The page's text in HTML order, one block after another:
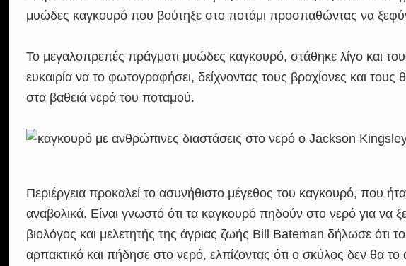
μυώδες καγκουρό που βούτηξε στο ποτάμι προσπαθώντας να
Το μεγαλοπρεπές πράγματι μυώδες καγκουρό, στάθηκε λίγο και
ευκαιρία να το φωτογραφήσει, δείχνοντας τους βραχίονες και τους
στα βαθειά νερά του ποταμού.
Περιέργεια προκαλεί το ασυνήθιστο μέγεθος του καγκουρό, που
αναβολικά. Είναι γνωστό ότι τα καγκουρό πηδούν στο νερό για
βιολόγος και μελετητής της άγριας ζωής Bill Bateman δήλωσε ότι
αρπακτικό και πήδησε στο νερό, ελπίζοντας ότι ο σκύλος δεν θα το